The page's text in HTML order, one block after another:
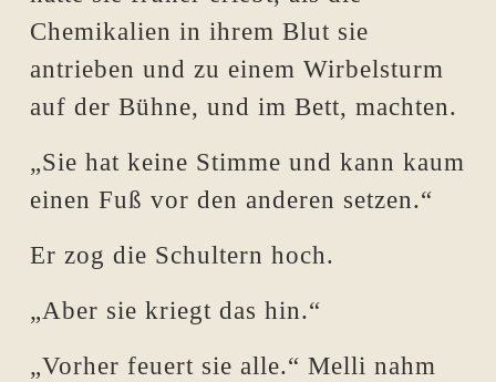
Chemikalien in ihrem Blut sie
antrieben und zu einem Wirbelsturm
auf der Bühne, und im Bett, machten.
„Sie hat keine Stimme und kann kaum
einen Fuß vor den anderen setzen.“
Er zog die Schultern hoch.
„Aber sie kriegt das hin.“
„Vorher feuert sie alle.“ Melli nahm